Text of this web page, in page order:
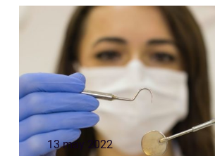
nævner ordet asfalt. Men det er et
økonomisk og slidst...
13 may 2022